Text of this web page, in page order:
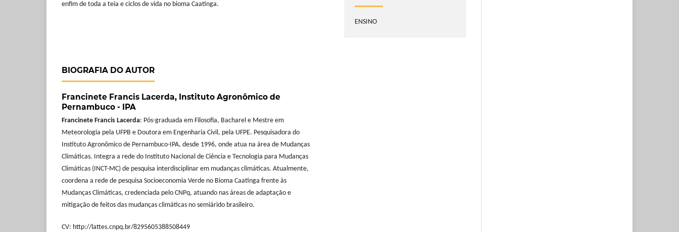
enfim de toda a teia e ciclos de vida no bioma Caatinga.
BIOGRAFIA DO AUTOR
Francinete Francis Lacerda, Instituto Agronômico de
Pernambuco - IPA
Francinete Francis Lacerda: Pós-graduada em Filosofia, Bacharel e Mestre em
Meteorologia pela UFPB e Doutora em Engenharia Civil, pela UFPE. Pesquisadora do
Instituto Agronômico de Pernambuco-IPA, desde 1996, onde atua na área de Mudanças
Climáticas. Integra a rede do Instituto Nacional de Ciência e Tecnologia para Mudanças
Climáticas (INCT-MC) de pesquisa interdisciplinar em mudanças climáticas. Atualmente,
coordena a rede de pesquisa Socioeconomia Verde no Bioma Caatinga frente às
Mudanças Climáticas, credenciada pelo CNPq, atuando nas áreas de adaptação e
mitigação de feitos das mudanças climáticas no semiárido brasileiro.
CV: http://lattes.cnpq.br/8295605388508449
ENSINO